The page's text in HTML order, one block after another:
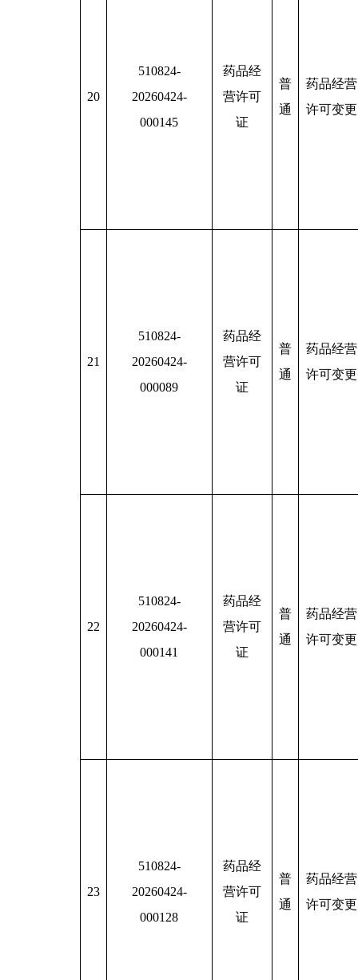
20
510824-
20260424-
000145
药品经
营许可
证
普
通
药品经营
许可变更
21
510824-
20260424-
000089
药品经
营许可
证
普
通
药品经营
许可变更
22
510824-
20260424-
000141
药品经
营许可
证
普
通
药品经营
许可变更
23
510824-
20260424-
000128
药品经
营许可
证
普
通
药品经营
许可变更